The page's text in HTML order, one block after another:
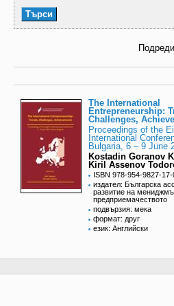
The International
Entrepreneurship:
Challenges,
Proceedings of the
International
Bulgaria, 6 – 9 June
Kostadin Goranov
Kiril Assenov
ISBN 978-954-9827-17-
издател: Българска
развитие на
предприемачеството
подвързия: мека
формат: друг
език: Английски